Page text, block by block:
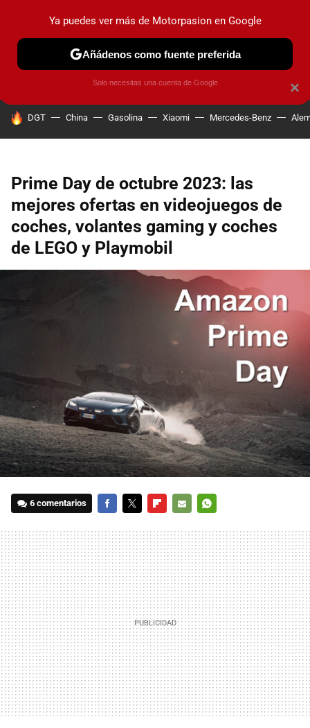
PRUEBAS COCHES ELÉCTRICOS OBSERVATORIO
HOY SE HABLA DE
DGT China Gasolina Xiaomi Mercedes-Benz
Prime Day de octubre 2023: las
mejores ofertas en videojuegos de
coches, volantes gaming y coches
de LEGO y Playmobil
6 comentarios
MAIL
×
Ya puedes ver más de Motorpasion en Google
Añádenos como fuente preferida
Solo necesitas una cuenta de Google